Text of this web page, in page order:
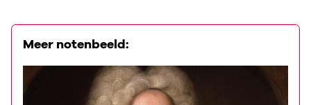
Meer notenbeeld: